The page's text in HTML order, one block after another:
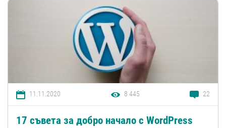
11.11.2020 8 445 22
17 съвета за добро начало с WordPress